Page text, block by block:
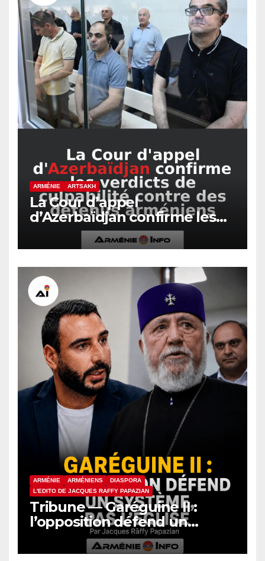
ARMÉNIE ARTSAKH
La Cour d’appel
d’Azerbaïdjan confirme les
verdicts de culpabilité contre
des détenus arméniens
ARMÉNIE ARMÉNIENS
DIASPORA
L'EDITO DE JACQUES RAFFY PAPAZIAN
Tribune — Garéguine II :
l’opposition défend un
système, pas l’Église